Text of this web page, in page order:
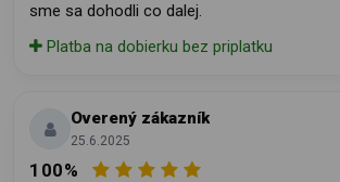
sme sa dohodli co dalej.
Platba na dobierku bez priplatku
Overený zákazník
25.6.2025
100%